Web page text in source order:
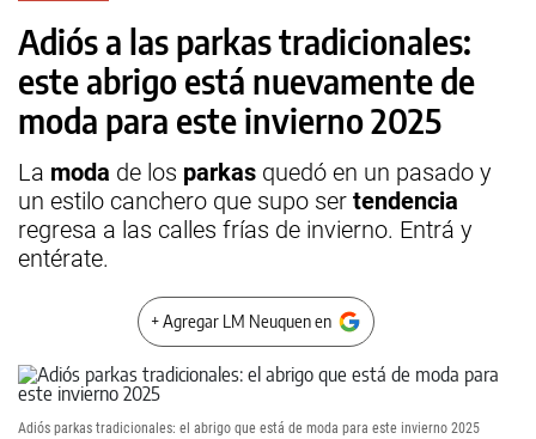
Adiós a las parkas tradicionales:
este abrigo está nuevamente de
moda para este invierno 2025
La moda de los parkas quedó en un pasado y
un estilo canchero que supo ser tendencia
regresa a las calles frías de invierno. Entrá y
entérate.
+ Agregar LM Neuquen en
Adiós parkas tradicionales: el abrigo que está de moda para este invierno 2025